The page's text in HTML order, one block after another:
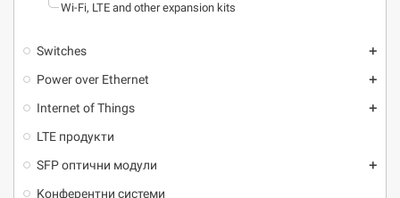
Wi-Fi, LTE and other expansion kits
Switches add
Power over Ethernet add
Internet of Things add
LTE продукти
SFP оптични модули
add
Kонферентни системи